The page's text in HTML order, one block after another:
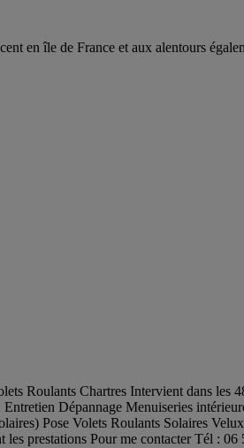
en île de France et aux alentours
Roulants Chartres Intervient dans les
Dépannage Menuiseries
Pose Volets Roulants Solaires
prestations Pour me contacter Tél :